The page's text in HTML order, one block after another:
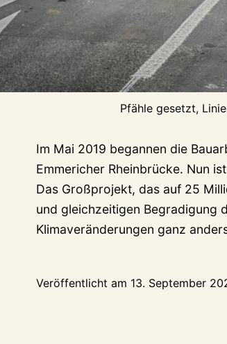
Pfähle gesetzt,
Im Mai 2019 begannen die
Emmericher Rheinbrücke. Nun
Das Großprojekt, das auf 25
und gleichzeitigen Begradigung
Klimaveränderungen ganz
Veröffentlicht am 13. September